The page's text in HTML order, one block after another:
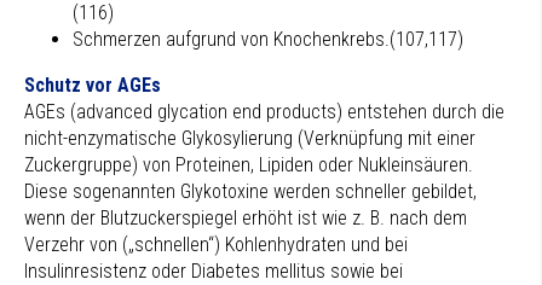
(116)
Schmerzen aufgrund von Knochenkrebs.(107,117)
Schutz vor AGEs
AGEs (advanced glycation end products) entstehen durch die
nicht-enzymatische Glykosylierung (Verknüpfung mit einer
Zuckergruppe) von Proteinen, Lipiden oder Nukleinsäuren.
Diese sogenannten Glykotoxine werden schneller gebildet,
wenn der Blutzuckerspiegel erhöht ist wie z. B. nach dem
Verzehr von („schnellen“) Kohlenhydraten und bei
Insulinresistenz oder Diabetes mellitus sowie bei